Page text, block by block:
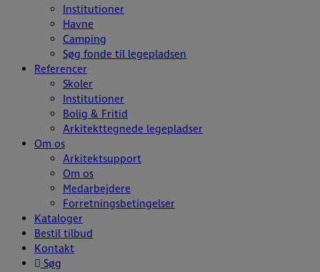
Institutioner
Havne
Camping
Søg fonde til legepladsen
Referencer
Skoler
Institutioner
Bolig & Fritid
Arkitekttegnede legepladser
Om os
Arkitektsupport
Om os
Medarbejdere
Forretningsbetingelser
Kataloger
Bestil tilbud
Kontakt
Søg